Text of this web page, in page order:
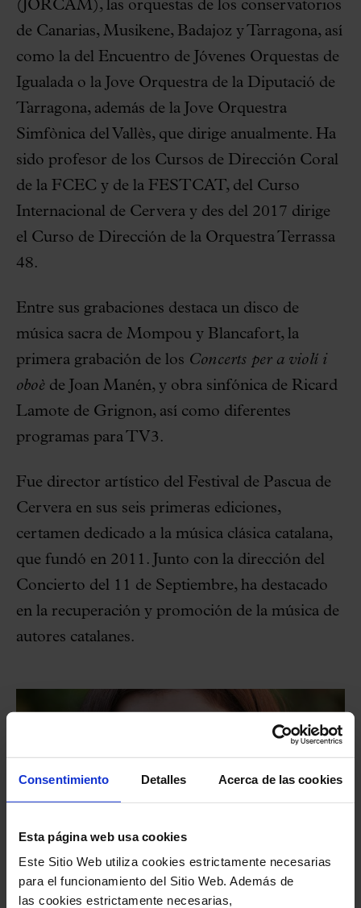
Consentimiento Detalles Acerca de las cookies
Esta página web usa cookies
Este Sitio Web utiliza cookies estrictamente necesarias
para el funcionamiento del Sitio Web. Además de
las cookies estrictamente necesarias,
(JORCAM), las orquestas de los conservatorios
de Canarias, Musikene, Badajoz y Tarragona, así
como la del Encuentro de Jóvenes Orquestas de
Igualada o la Jove Orquestra de la Diputació de
Tarragona, además de la Jove Orquestra
Simfònica del Vallès, que dirige anualmente. Ha
sido profesor de los Cursos de Dirección Coral
de la FCEC y de la FESTCAT, del Curso
Internacional de Cervera y des del 2017 dirige
el Curso de Dirección de la Orquestra Terrassa
48.
Entre sus grabaciones destaca un disco de
música sacra de Mompou y Blancafort, la
primera grabación de los Concerts per a violí i
oboède Joan Manén, y obra sinfónica de Ricard
Lamote de Grignon, así como diferentes
programas para TV3.
Fue director artístico del Festival de Pascua de
Cervera en sus seis primeras ediciones,
certamen dedicado a la música clásica catalana,
que fundó en 2011. Junto con la dirección del
Concierto del 11 de Septiembre, ha destacado
en la recuperación y promoción de la música de
autores catalanes.